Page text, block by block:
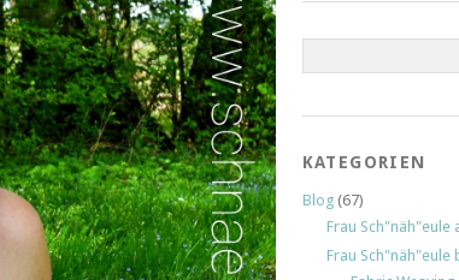
KATEGORIEN
Blog(67)
Frau Sch"näh"eule
Frau Sch"näh"eule